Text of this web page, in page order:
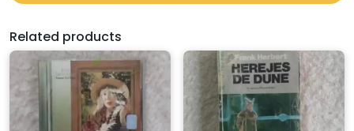
Related products